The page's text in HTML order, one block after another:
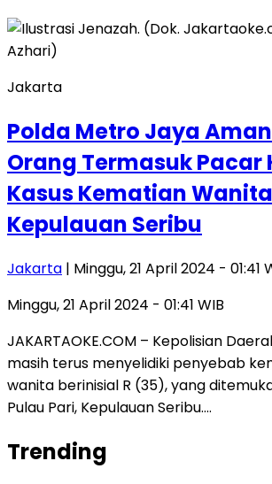
Jakarta
Polda Metro Jaya
Orang Termasuk Pacar
Kasus Kematian
Kepulauan Seribu
Jakarta | Minggu, 21 April 2024 - 01:41
Minggu, 21 April 2024 - 01:41 WIB
JAKARTAOKE.COM – Kepolisian
masih terus menyelidiki penyebab
wanita berinisial R (35), yang
Pulau Pari, Kepulauan Seribu….
Trending